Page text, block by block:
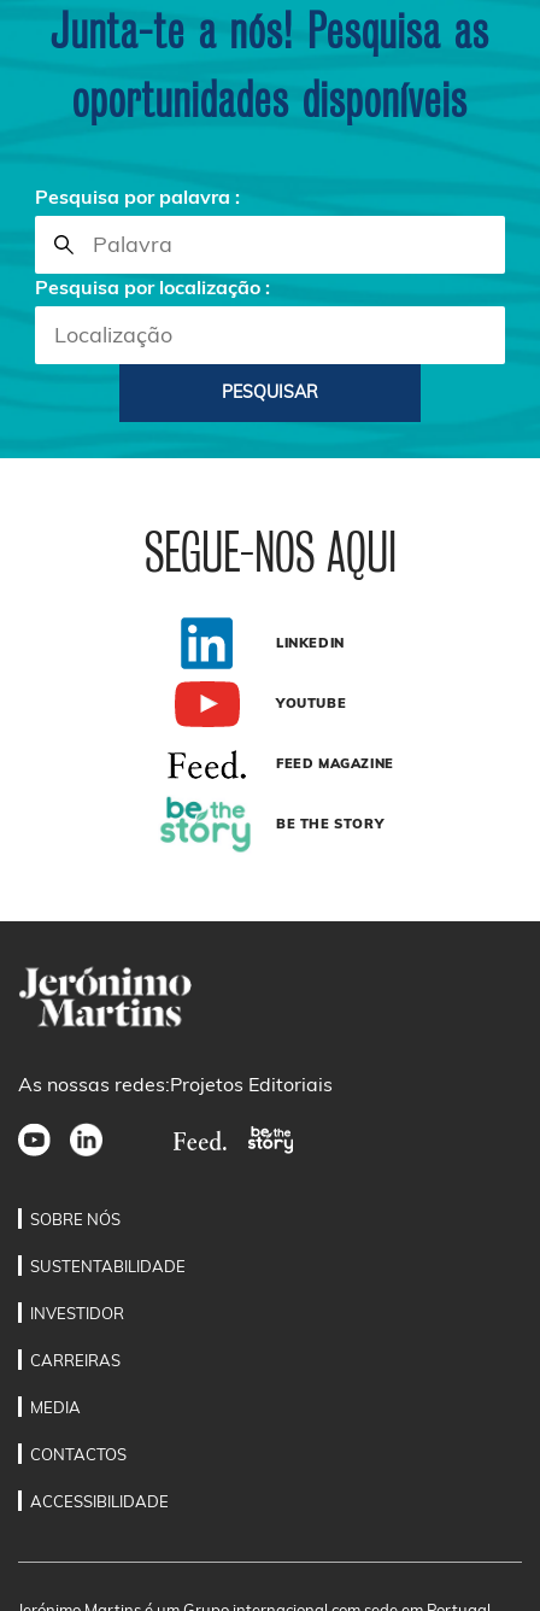
Junta-te a nós! Pesquisa as
oportunidades disponíveis
Pesquisa por palavra :
Pesquisa por localização :
PESQUISAR
SEGUE-NOS AQUI
LINKEDIN
YOUTUBE
FEED MAGAZINE
BE THE STORY
As nossas redes:Projetos Editoriais
SOBRE NÓS
SUSTENTABILIDADE
INVESTIDOR
CARREIRAS
MEDIA
CONTACTOS
ACCESSIBILIDADE